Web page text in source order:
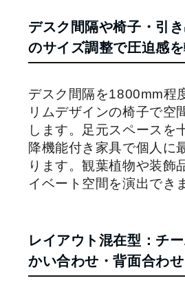
デスク間隔や椅子・引
のサイズ調整で圧迫感
デスク間隔を1800mm程
リムデザインの椅子で空
します。足元スペースを
降機能付き家具で個人に
ります。観葉植物や装飾
イベート空間を演出でき
レイアウト混在型：チ
かい合わせ・背面合わ